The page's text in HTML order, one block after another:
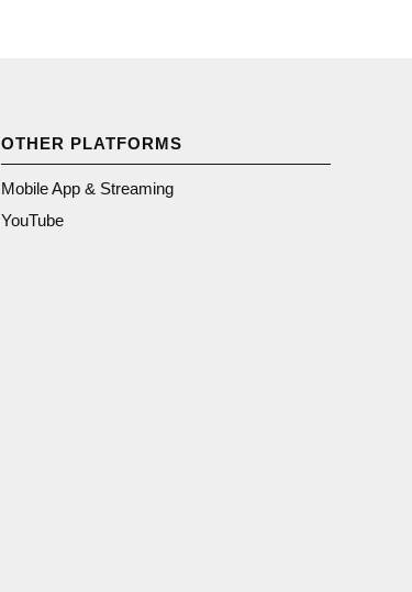
OTHER PLATFORMS
Mobile App & Streaming
YouTube